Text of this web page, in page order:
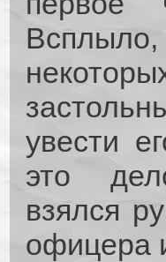
увести
это
взялся
офицера